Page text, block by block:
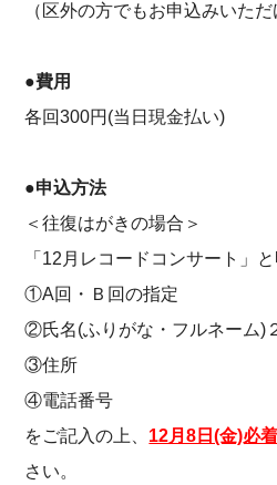
（区外の方でもお申込みいただ
●費用
各回300円(当日現金払い)
●申込方法
＜往復はがきの場合＞
「12月レコードコンサート」
①A回・Ｂ回の指定
②氏名(ふりがな・フルネーム)
③住所
④電話番号
をご記入の上、 12月8日(金)必着
さい。